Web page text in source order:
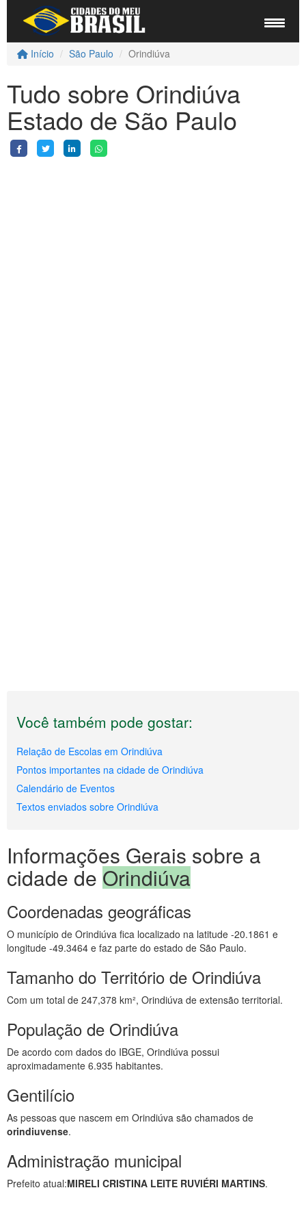
Início São Paulo Orindiúva
Tudo sobre Orindiúva
Estado de São Paulo
Você também pode gostar:
Relação de Escolas em Orindiúva
Pontos importantes na cidade de Orindiúva
Calendário de Eventos
Textos enviados sobre Orindiúva
Informações Gerais sobre a
cidade de Orindiúva
Coordenadas geográficas
O município de Orindiúva fica localizado na latitude -20.1861 e
longitude -49.3464 e faz parte do estado de São Paulo.
Tamanho do Território de Orindiúva
Com um total de 247,378 km², Orindiúva de extensão territorial.
População de Orindiúva
De acordo com dados do IBGE, Orindiúva possui
aproximadamente 6.935 habitantes.
Gentilício
As pessoas que nascem em Orindiúva são chamados de
orindiuvense.
Administração municipal
Prefeito atual:MIRELI CRISTINA LEITE RUVIÉRI MARTINS.